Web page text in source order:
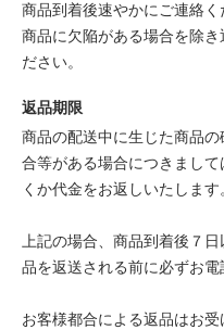
商品到着後速やかにご連絡く
商品に欠陥がある場合を除
ださい。
返品期限
商品の配送中に生じた商品
合等がある場合につきまし
くか代金をお返しいたします
上記の場合、商品到着後７
品を返送される前に必ずお電
お客様都合による返品はお